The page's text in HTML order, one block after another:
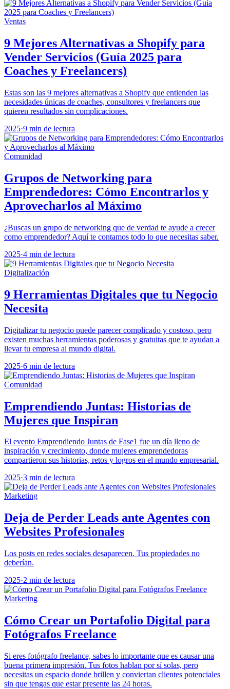
Ventas
9 Mejores Alternativas a Shopify para
Vender Servicios (Guía 2025 para
Coaches y Freelancers)
Estas son las 9 mejores alternativas a Shopify que entienden las
necesidades únicas de coaches, consultores y freelancers que
quieren resultados sin complicaciones.
2025·9 min de lectura
Comunidad
Grupos de Networking para
Emprendedores: Cómo Encontrarlos y
Aprovecharlos al Máximo
¿Buscas un grupo de networking que de verdad te ayude a crecer
como emprendedor? Aquí te contamos todo lo que necesitas saber.
2025·4 min de lectura
Digitalización
9 Herramientas Digitales que tu Negocio
Necesita
Digitalizar tu negocio puede parecer complicado y costoso, pero
existen muchas herramientas poderosas y gratuitas que te ayudan a
llevar tu empresa al mundo digital.
2025·6 min de lectura
Comunidad
Emprendiendo Juntas: Historias de
Mujeres que Inspiran
El evento Emprendiendo Juntas de Fase1 fue un día lleno de
inspiración y crecimiento, donde mujeres emprendedoras
compartieron sus historias, retos y logros en el mundo empresarial.
2025·3 min de lectura
Marketing
Deja de Perder Leads ante Agentes con
Websites Profesionales
Los posts en redes sociales desaparecen. Tus propiedades no
deberían.
2025·2 min de lectura
Marketing
Cómo Crear un Portafolio Digital para
Fotógrafos Freelance
Si eres fotógrafo freelance, sabes lo importante que es causar una
buena primera impresión. Tus fotos hablan por sí solas, pero
necesitas un espacio donde brillen y conviertan clientes potenciales
sin que tengas que estar presente las 24 horas.